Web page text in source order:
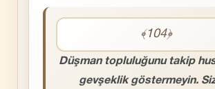
﴾104﴿
Düşman topluluğunu takip
gevşeklik göstermeyin. Siz